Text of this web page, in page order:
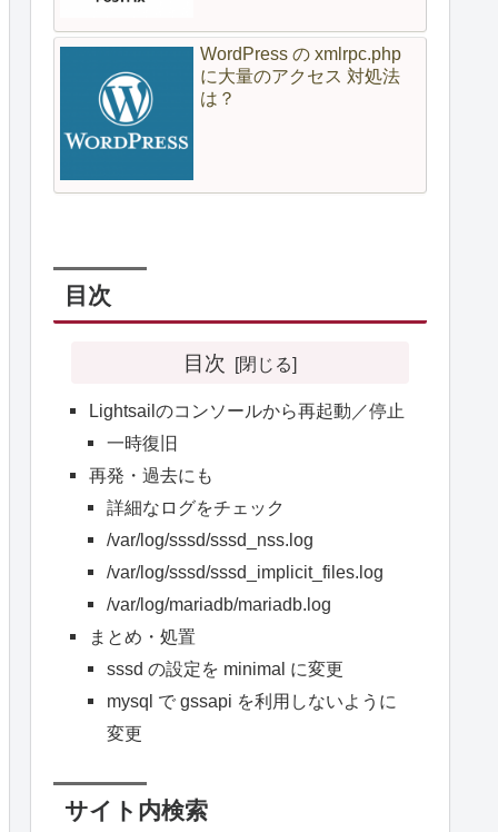
WordPress の xmlrpc.php
に大量のアクセス 対処法
は？
目次
目次
Lightsailのコンソールから再起動／停止
一時復旧
再発・過去にも
詳細なログをチェック
/var/log/sssd/sssd_nss.log
/var/log/sssd/sssd_implicit_files.log
/var/log/mariadb/mariadb.log
まとめ・処置
sssd の設定を minimal に変更
mysql で gssapi を利用しないように
変更
サイト内検索